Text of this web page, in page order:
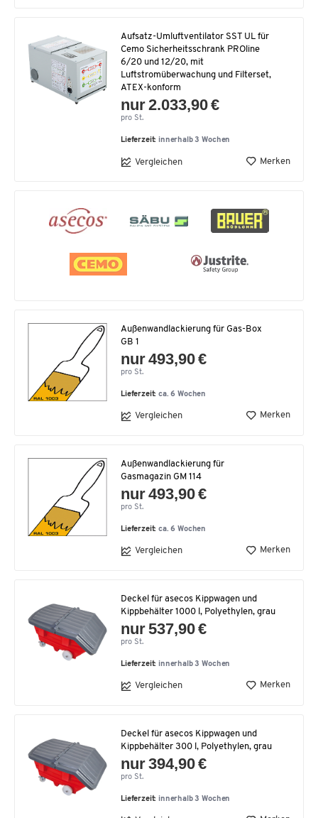
Aufsatz-Umluftventilator SST UL für
Cemo Sicherheitsschrank PROline
6/20 und 12/20, mit
Luftstromüberwachung und Filterset,
ATEX-konform
nur 2.033,90 €
pro St.
Lieferzeit: innerhalb 3 Wochen
Vergleichen Merken
Außenwandlackierung für Gas-Box
GB 1
nur 493,90 €
pro St.
Lieferzeit:ca. 6 Wochen
Vergleichen Merken
Außenwandlackierung für
Gasmagazin GM 114
nur 493,90 €
pro St.
Lieferzeit:ca. 6 Wochen
Vergleichen Merken
Deckel für asecos Kippwagen und
Kippbehälter 1000 l, Polyethylen, grau
nur 537,90 €
pro St.
Lieferzeit: innerhalb 3 Wochen
Vergleichen Merken
Deckel für asecos Kippwagen und
Kippbehälter 300 l, Polyethylen, grau
nur 394,90 €
pro St.
Lieferzeit: innerhalb 3 Wochen